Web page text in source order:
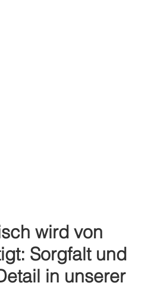
wird von
Sorgfalt und
in unserer